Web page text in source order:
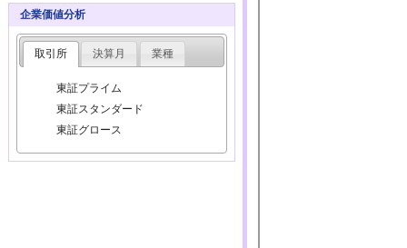
企業価値分析
取引所 決算月 業種
東証プライム
東証スタンダード
東証グロース